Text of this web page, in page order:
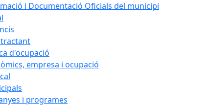
i Documentació Oficials del municipi
d'ocupació
empresa i ocupació
i programes